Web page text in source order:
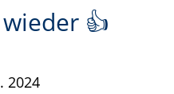
👍
2024